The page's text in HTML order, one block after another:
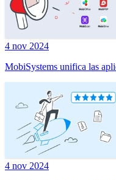
4 nov 2024
MobiSystems unifica las
4 nov 2024